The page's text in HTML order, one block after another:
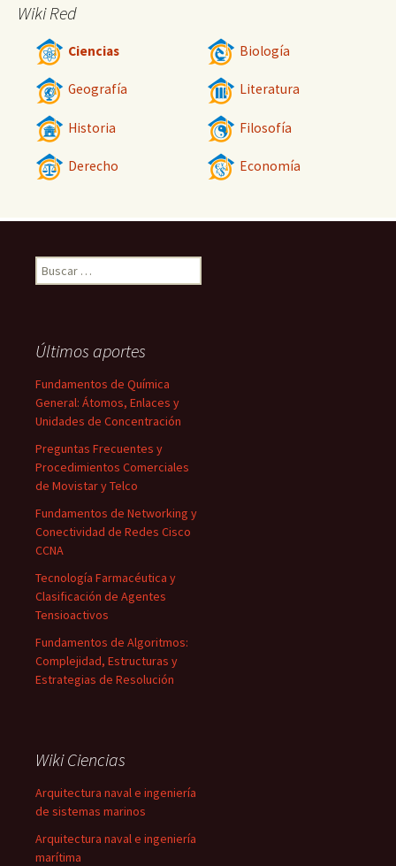
Wiki Red
Ciencias Biología
Geografía Literatura
Historia Filosofía
Derecho Economía
Buscar:
Últimos aportes
Fundamentos de Química
General: Átomos, Enlaces y
Unidades de Concentración
Preguntas Frecuentes y
Procedimientos Comerciales
de Movistar y Telco
Fundamentos de Networking y
Conectividad de Redes Cisco
CCNA
Tecnología Farmacéutica y
Clasificación de Agentes
Tensioactivos
Fundamentos de Algoritmos:
Complejidad, Estructuras y
Estrategias de Resolución
Wiki Ciencias
Arquitectura naval e ingeniería
de sistemas marinos
Arquitectura naval e ingeniería
marítima